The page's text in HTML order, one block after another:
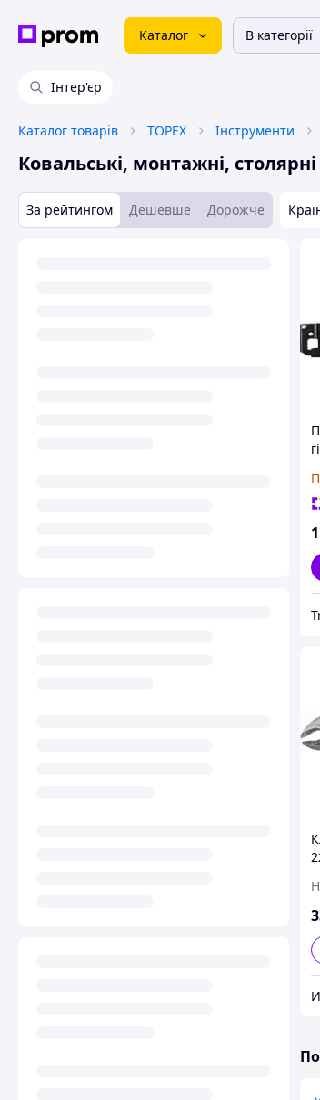
Каталог В категорії
Інтер'єр
Каталог товарів TOPEX Інструменти
Ковальські, монтажні, столярні
За рейтингом Дешевше Дорожче